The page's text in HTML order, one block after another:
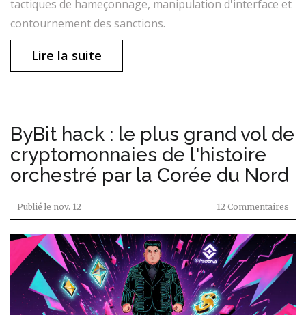
tactiques de hameçonnage, manipulation d'interface et
contournement des sanctions.
Lire la suite
ByBit hack : le plus grand vol de
cryptomonnaies de l'histoire
orchestré par la Corée du Nord
Publié le nov. 12 12 Commentaires